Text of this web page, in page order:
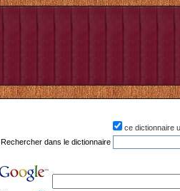
ce dictionnaire
Rechercher dans le dictionnaire